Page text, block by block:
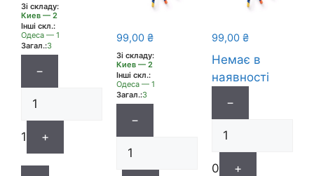
Зі складу:
Киев — 2
Інші скл.:
Одеса — 1
Загал.:3
−
1 +
99,00 ₴
Зі складу:
Киев — 2
Інші скл.:
Одеса — 1
Загал.:3
−
99,00 ₴
Немає в
наявності
−
0 +